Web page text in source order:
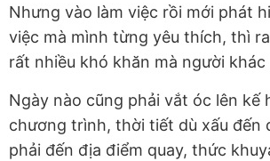
Nhưng vào làm việc rồi mới phát
việc mà mình từng yêu thích, thì
rất nhiều khó khăn mà người
Ngày nào cũng phải vắt óc lên kế
chương trình, thời tiết dù xấu đến
phải đến địa điểm quay, thức